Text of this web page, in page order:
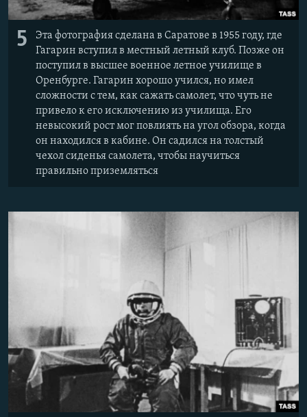
5
Эта фотография сделана в Саратове в 1955 году, где
Гагарин вступил в местный летный клуб. Позже он
поступил в высшее военное летное училище в
Оренбурге. Гагарин хорошо учился, но имел
сложности с тем, как сажать самолет, что чуть не
привело к его исключению из училища. Его
невысокий рост мог повлиять на угол обзора, когда
он находился в кабине. Он садился на толстый
чехол сиденья самолета, чтобы научиться
правильно приземляться